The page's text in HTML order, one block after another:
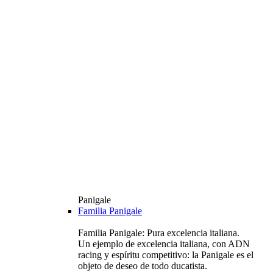
Panigale
Familia Panigale
Familia Panigale: Pura excelencia italiana.
Un ejemplo de excelencia italiana, con ADN
racing y espíritu competitivo: la Panigale es el
objeto de deseo de todo ducatista.